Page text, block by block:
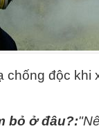
chống độc khi
bỏ ở đâu?: